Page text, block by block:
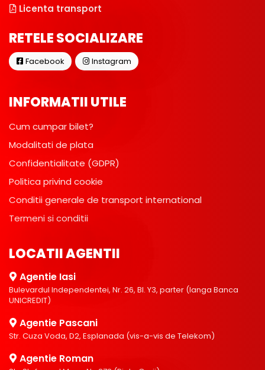
Licenta transport
RETELE SOCIALIZARE
Facebook Instagram
INFORMATII UTILE
Cum cumpar bilet?
Modalitati de plata
Confidentialitate (GDPR)
Politica privind cookie
Conditii generale de transport international
Termeni si conditii
LOCATII AGENTII
Agentie Iasi
Bulevardul Independentei, Nr. 26, Bl. Y3, parter (langa Banca
UNICREDIT)
Agentie Pascani
Str. Cuza Voda, D2, Esplanada (vis-a-vis de Telekom)
Agentie Roman